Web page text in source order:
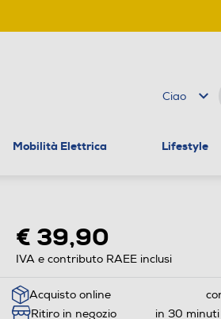
Ciao
Mobilità Elettrica Lifestyle
€ 39,90
IVA e contributo RAEE inclusi
Acquisto online
Ritiro in negozio
in 30